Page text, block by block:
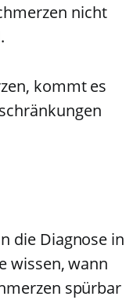
nicht
kommt es
die Diagnose in
wissen, wann
spürbar